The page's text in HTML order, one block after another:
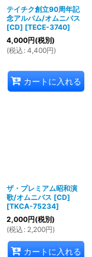
テイチク創立90周年記
念アルバム/オムニバス
[CD] [TECE-3740]
4,000円(税別)
(税込 : 4,400円)
カートに入れる
ザ・プレミアム昭和演
歌/オムニバス [CD]
[TKCA-75234]
2,000円(税別)
(税込 : 2,200円)
カートに入れる